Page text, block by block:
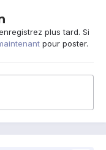
plus tard. Si
pour poster.